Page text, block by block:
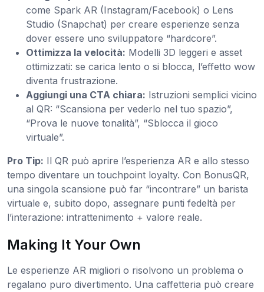
come Spark AR (Instagram/Facebook) o Lens
Studio (Snapchat) per creare esperienze senza
dover essere uno sviluppatore “hardcore”.
Ottimizza la velocità: Modelli 3D leggeri e asset
ottimizzati: se carica lento o si blocca, l’effetto wow
diventa frustrazione.
Aggiungi una CTA chiara: Istruzioni semplici vicino
al QR: “Scansiona per vederlo nel tuo spazio”,
“Prova le nuove tonalità”, “Sblocca il gioco
virtuale”.
Pro Tip: Il QR può aprire l’esperienza AR e allo stesso
tempo diventare un touchpoint loyalty. Con BonusQR,
una singola scansione può far “incontrare” un barista
virtuale e, subito dopo, assegnare punti fedeltà per
l’interazione: intrattenimento + valore reale.
Making It Your Own
Le esperienze AR migliori o risolvono un problema o
regalano puro divertimento. Una caffetteria può creare